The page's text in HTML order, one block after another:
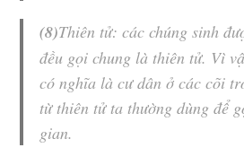
(8)Thiên tử: các chúng sinh
đều gọi chung là thiên tử. Vì
có nghĩa là cư dân ở các cõi
từ thiên tử ta thường dùng để
gian.